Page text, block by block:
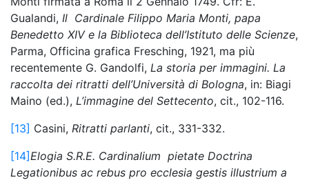
Gualandi, Il Cardinale Filippo Maria Monti, papa
Benedetto XIV e la Biblioteca dell’Istituto delle Scienze,
Parma, Officina grafica Fresching, 1921, ma più
recentemente G. Gandolfi, La storia per immagini. La
raccolta dei ritratti dell’Università di Bologna, in: Biagi
Maino (ed.), L’immagine del Settecento, cit., 102-116.
[13] Casini, Ritratti parlanti, cit., 331-332.
[14]Elogia S.R.E. Cardinalium pietate Doctrina
Legationibus ac rebus pro ecclesia gestis illustrium a